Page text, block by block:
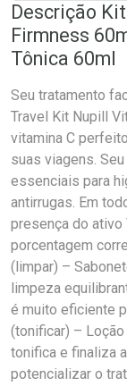
Descrição
Firmness
Tônica 60ml
Seu tratamento
Travel Kit Nupill
vitamina C
suas viagens.
essenciais para
antirrugas. Em
presença do ativo
porcentagem
(limpar) –
limpeza
é muito eficiente
(tonificar) –
tonifica e finaliza
potencializar o